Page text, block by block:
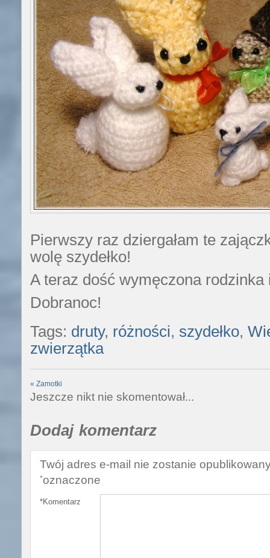
Pierwszy raz dziergałam te
wolę szydełko!
A teraz dość wymęczona rodzinka
Dobranoc!
Tags: druty, różności, szydełko,
zwierzątka
« Zamotki
Jeszcze nikt nie skomentował...
Dodaj komentarz
Twój adres e-mail nie zostanie
oznaczone
*
Komentarz
*